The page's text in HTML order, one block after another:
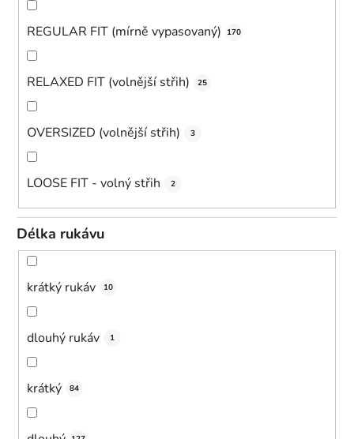
REGULAR FIT (mírně vypasovaný) 170
RELAXED FIT (volnější střih) 25
OVERSIZED (volnější střih) 3
LOOSE FIT - volný střih 2
Délka rukávu
krátký rukáv 10
dlouhý rukáv 1
krátký 84